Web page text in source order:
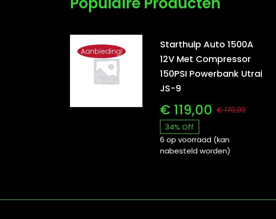
Aanbieding!
Starthulp Auto 1500A
12V Met Compressor
150PSI Powerbank Utrai
JS-9
€179,99
€ 119,00
34% Off
6 op voorraad (kan
nabesteld worden)